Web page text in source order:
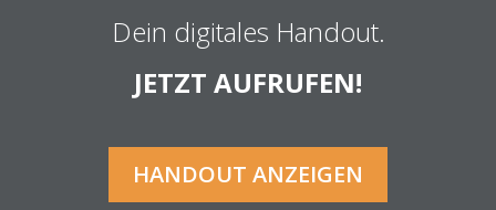
Dein digitales Handout.
JETZT AUFRUFEN!
HANDOUT ANZEIGEN